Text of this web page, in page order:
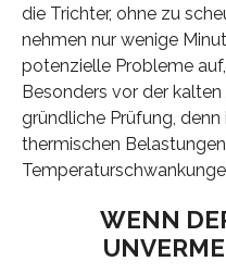
die Trichter, ohne zu
nehmen nur wenige
potenzielle Probleme
Besonders vor der
gründliche Prüfung,
thermischen
WENN